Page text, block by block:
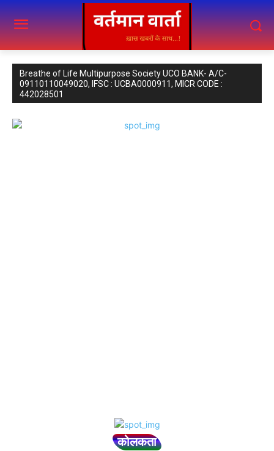
Breathe of Life Multipurpose Society UCO BANK- A/C-
09110110049020, IFSC : UCBA0000911, MICR CODE :
442028501
कोलकता